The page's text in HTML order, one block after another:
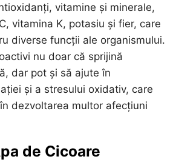
vitamine și minerale,
vitamina K, potasiu și fier, care
diverse funcții ale organismului.
nu doar că sprijină
dar pot și să ajute în
și a stresului oxidativ, care
dezvoltarea multor afecțiuni
de Cicoare